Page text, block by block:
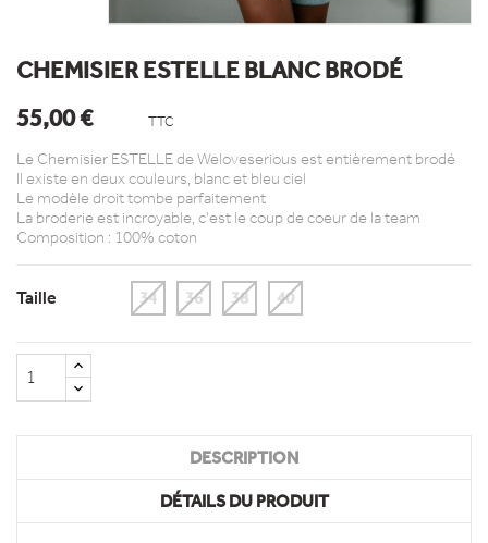
CHEMISIER ESTELLE BLANC BRODÉ
55,00 €
TTC
Le Chemisier ESTELLE de Weloveserious est entièrement brodé
Il existe en deux couleurs, blanc et bleu ciel
Le modèle droit tombe parfaitement
La broderie est incroyable, c'est le coup de coeur de la team
Composition : 100% coton
Taille 34 36 38 40
DESCRIPTION
DÉTAILS DU PRODUIT